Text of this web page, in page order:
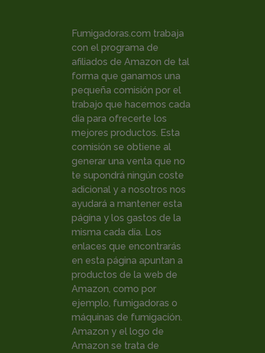
Fumigadoras.com trabaja
con el programa de
afiliados de Amazon de tal
forma que ganamos una
pequeña comisión por el
trabajo que hacemos cada
día para ofrecerte los
mejores productos. Esta
comisión se obtiene al
generar una venta que no
te supondrá ningún coste
adicional y a nosotros nos
ayudará a mantener esta
página y los gastos de la
misma cada día. Los
enlaces que encontrarás
en esta página apuntan a
productos de la web de
Amazon, como por
ejemplo, fumigadoras o
máquinas de fumigación.
Amazon y el logo de
Amazon se trata de